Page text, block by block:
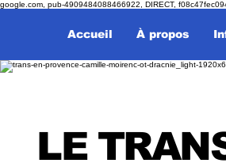
google.com, pub-4909484088466922, DIRECT,
Accueil À propos
LE